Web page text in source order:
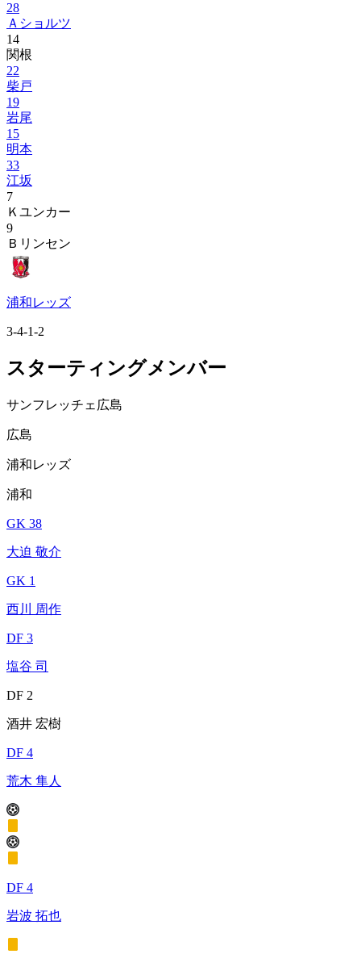
28
Ａショルツ
14
関根
22
柴戸
19
岩尾
15
明本
33
江坂
7
Ｋユンカー
9
Ｂリンセン
浦和レッズ
3-4-1-2
スターティングメンバー
サンフレッチェ広島
広島
浦和レッズ
浦和
GK 38
大迫 敬介
GK 1
西川 周作
DF 3
塩谷 司
DF 2
酒井 宏樹
DF 4
荒木 隼人
DF 4
岩波 拓也